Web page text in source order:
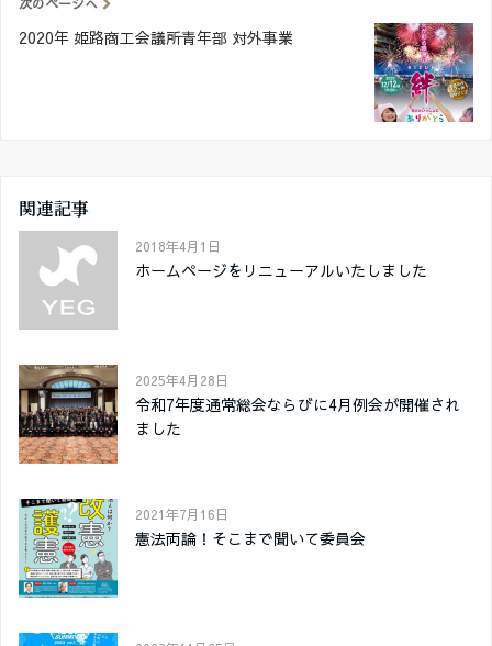
2020年 姫路商工会議所青年部 対外事業
関連記事
2018年4月1日
ホームページをリニューアルいたしました
2025年4月28日
令和7年度通常総会ならびに4月例会が開催され
ました
2021年7月16日
憲法両論！そこまで聞いて委員会